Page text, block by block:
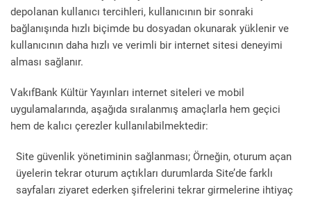
depolanan kullanıcı tercihleri, kullanıcının bir sonraki
bağlanışında hızlı biçimde bu dosyadan okunarak yüklenir ve
kullanıcının daha hızlı ve verimli bir internet sitesi deneyimi
alması sağlanır.
VakıfBank Kültür Yayınları internet siteleri ve mobil
uygulamalarında, aşağıda sıralanmış amaçlarla hem geçici
hem de kalıcı çerezler kullanılabilmektedir:
Site güvenlik yönetiminin sağlanması; Örneğin, oturum açan
üyelerin tekrar oturum açtıkları durumlarda Site’de farklı
sayfaları ziyaret ederken şifrelerini tekrar girmelerine ihtiyaç